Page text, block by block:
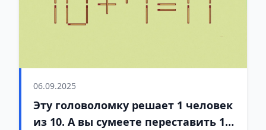
06.09.2025
Эту головоломку решает 1 человек
из 10. А вы сумеете переставить 1